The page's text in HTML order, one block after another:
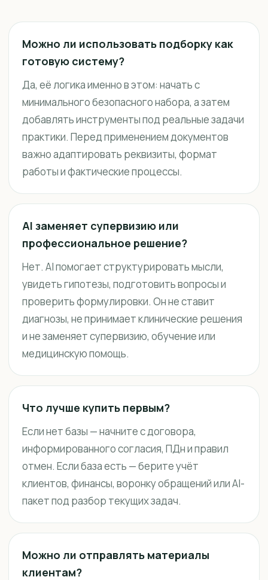
Можно ли использовать подборку как
готовую систему?
Да, её логика именно в этом: начать с
минимального безопасного набора, а затем
добавлять инструменты под реальные задачи
практики. Перед применением документов
важно адаптировать реквизиты, формат
работы и фактические процессы.
AI заменяет супервизию или
профессиональное решение?
Нет. AI помогает структурировать мысли,
увидеть гипотезы, подготовить вопросы и
проверить формулировки. Он не ставит
диагнозы, не принимает клинические решения
и не заменяет супервизию, обучение или
медицинскую помощь.
Что лучше купить первым?
Если нет базы — начните с договора,
информированного согласия, ПДн и правил
отмен. Если база есть — берите учёт
клиентов, финансы, воронку обращений или AI-
пакет под разбор текущих задач.
Можно ли отправлять материалы
клиентам?